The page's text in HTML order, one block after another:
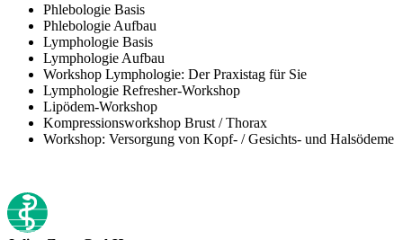
Phlebologie Basis
Phlebologie Aufbau
Lymphologie Basis
Lymphologie Aufbau
Workshop Lymphologie: Der Praxistag für Sie
Lymphologie Refresher-Workshop
Lipödem-Workshop
Kompressionsworkshop Brust / Thorax
Workshop: Versorgung von Kopf- / Gesichts- und Halsödeme